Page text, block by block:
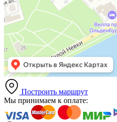
Построить маршрут
Мы принимаем к оплате: